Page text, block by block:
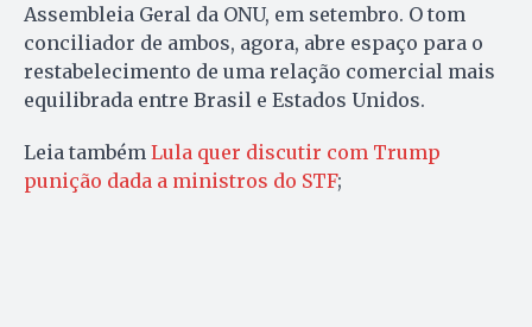
Assembleia Geral da ONU, em setembro. O tom
conciliador de ambos, agora, abre espaço para o
restabelecimento de uma relação comercial mais
equilibrada entre Brasil e Estados Unidos.
Leia também Lula quer discutir com Trump
punição dada a ministros do STF;